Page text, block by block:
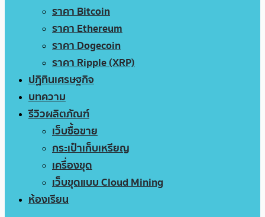
ราคา Bitcoin
ราคา Ethereum
ราคา Dogecoin
ราคา Ripple (XRP)
ปฏิทินเศรษฐกิจ
บทความ
รีวิวผลิตภัณฑ์
เว็บซื้อขาย
กระเป๋าเก็บเหรียญ
เครื่องขุด
เว็บขุดแบบ Cloud Mining
ห้องเรียน